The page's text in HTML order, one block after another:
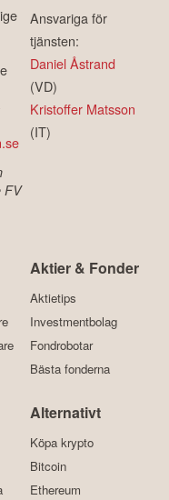
FV
Ansvariga för
tjänsten:
Daniel Åstrand
(VD)
Kristoffer Matsson
(IT)
Aktier & Fonder
Aktietips
Investmentbolag
Fondrobotar
Bästa fonderna
Alternativt
Köpa krypto
Bitcoin
Ethereum